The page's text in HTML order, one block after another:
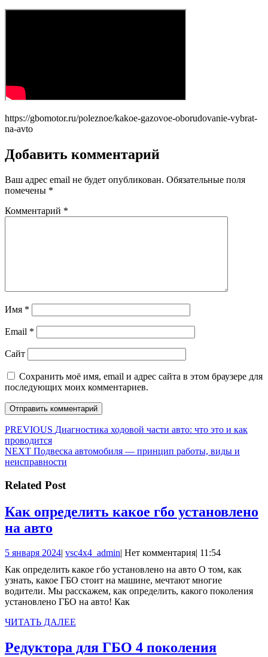
https://gbomotor.ru/poleznoe/kakoe-gazovoe-oborudovanie-vybrat-
na-avto
Добавить комментарий
Ваш адрес email не будет опубликован. Обязательные поля
помечены *
Комментарий *
Имя *
Email *
Сайт
Сохранить моё имя, email и адрес сайта в этом браузере для
последующих моих комментариев.
Навигация
по
записям
PREVIOUS Предыдущая
Диагностика ходовой части авто: что это и как
проводится
NEXT Следующая
запись:
Подвеска автомобиля — принцип работы, виды и
неисправности
Related Post
Как определить какое гбо установлено
на авто
какое
гбо
установлено
на
авто
5 января 20245
2024
| vsc4x4_adminvsc4x4_admin
| Нет комментария| 11:54
Как определить какое гбо установлено на авто О том, как
узнать, какое ГБО стоит на машине, мечтают многие
водители. Мы расскажем, как определить, какого поколения
установлено ГБО на авто! Как
ЧИТАТЬ ДАЛЕЕ
Редуктора для ГБО 4 поколения